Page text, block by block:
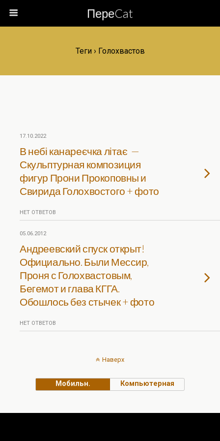
ПереCat
Теги › Голохвастов
17.10.2022
В небі канареєчка літає —
Скульптурная композиция
фигур Прони Прокоповны и
Свирида Голохвостого + фото
НЕТ ОТВЕТОВ
05.06.2012
Андреевский спуск открыт!
Официально. Были Мессир,
Проня с Голохвастовым,
Бегемот и глава КГГА.
Обошлось без стычек + фото
НЕТ ОТВЕТОВ
Наверх
Мобильн. Компьютерная